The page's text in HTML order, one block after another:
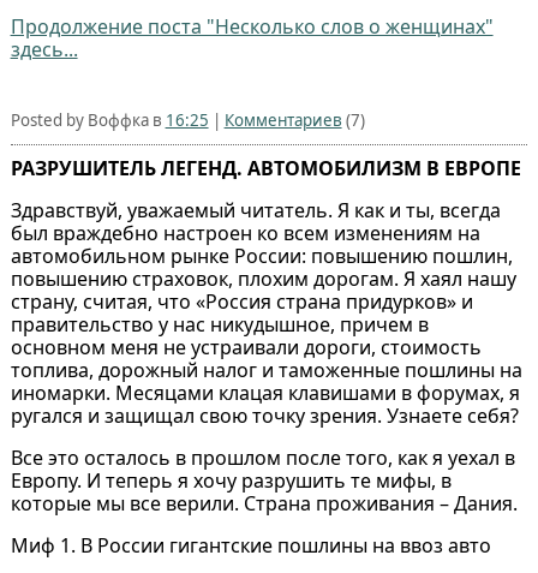
Продолжение поста "Несколько слов о женщинах"
здесь...
Posted by Воффка в 16:25 | Комментариев (7)
РАЗРУШИТЕЛЬ ЛЕГЕНД. АВТОМОБИЛИЗМ В ЕВРОПЕ
Здравствуй, уважаемый читатель. Я как и ты, всегда
был враждебно настроен ко всем изменениям на
автомобильном рынке России: повышению пошлин,
повышению страховок, плохим дорогам. Я хаял нашу
страну, считая, что «Россия страна придурков» и
правительство у нас никудышное, причем в
основном меня не устраивали дороги, стоимость
топлива, дорожный налог и таможенные пошлины на
иномарки. Месяцами клацая клавишами в форумах, я
ругался и защищал свою точку зрения. Узнаете себя?
Все это осталось в прошлом после того, как я уехал в
Европу. И теперь я хочу разрушить те мифы, в
которые мы все верили. Страна проживания – Дания.
Миф 1. В России гигантские пошлины на ввоз авто